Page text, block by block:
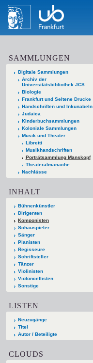
SAMMLUNGEN
Digitale Sammlungen
Archiv der
Universitätsbibliothek JCS
Biologie
Frankfurt und Seltene Drucke
Handschriften und Inkunabeln
Judaica
Kinderbuchsammlungen
Koloniale Sammlungen
Musik und Theater
Libretti
Musikhandschriften
Porträtsammlung Manskopf
Theateralmanache
Nachlässe
INHALT
Bühnenkünstler
Dirigenten
Komponisten
Schauspieler
Sänger
Pianisten
Regisseure
Schriftsteller
Tänzer
Violinisten
Violoncellisten
Sonstige
LISTEN
Neuzugänge
Titel
Autor / Beteiligte
CLOUDS